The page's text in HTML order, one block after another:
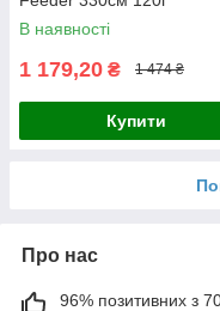
В наявності
1 179,20 ₴ 1 474 ₴
Купити
Про нас
96% позитивних з